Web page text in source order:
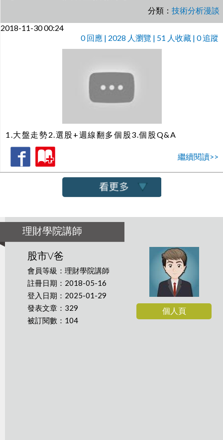
分類： 技術分析漫談
2018-11-30 00:24
0回應 | 2028 人瀏覽 | 51 人收藏 | 0 追蹤
1.大盤走勢2.選股+週線翻多個股3.個股Q&A
繼續閱讀>>
理財學院講師
股市V爸
會員等級：理財學院講師
註冊日期：2018-05-16
登入日期：2025-01-29
發表文章：329
被訂閱數：104
個人頁